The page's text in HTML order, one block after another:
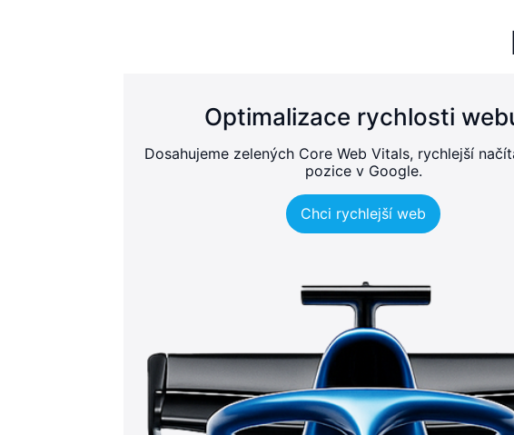
Optimalizace rychlosti
Dosahujeme zelených Core Web Vitals, rychlejší
pozice v Google.
Chci rychlejší web